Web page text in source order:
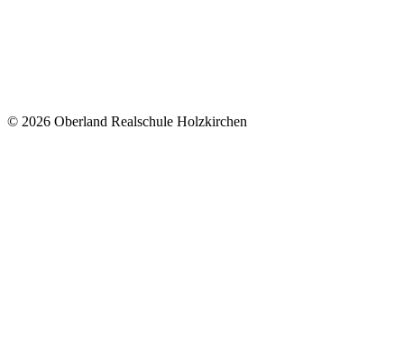
© 2026 Oberland Realschule Holzkirchen